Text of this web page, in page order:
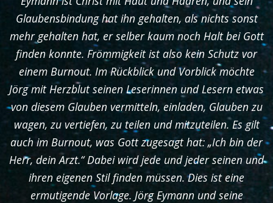
Glaubensbindung hat ihn gehalten, als nichts sonst
mehr gehalten hat, er selber kaum noch Halt bei Gott
finden konnte. Frömmigkeit ist also kein Schutz vor
einem Burnout. Im Rückblick und Vorblick möchte
Jörg mit Herzblut seinen Leserinnen und Lesern etwas
von diesem Glauben vermitteln, einladen, Glauben zu
wagen, zu vertiefen, zu teilen und mitzuteilen. Es gilt
auch im Burnout, was Gott zugesagt hat: „Ich bin der
Herr, dein Arzt.“ Dabei wird jede und jeder seinen und
ihren eigenen Stil finden müssen. Dies ist eine
ermutigende Vorlage. Jörg Eymann und seine